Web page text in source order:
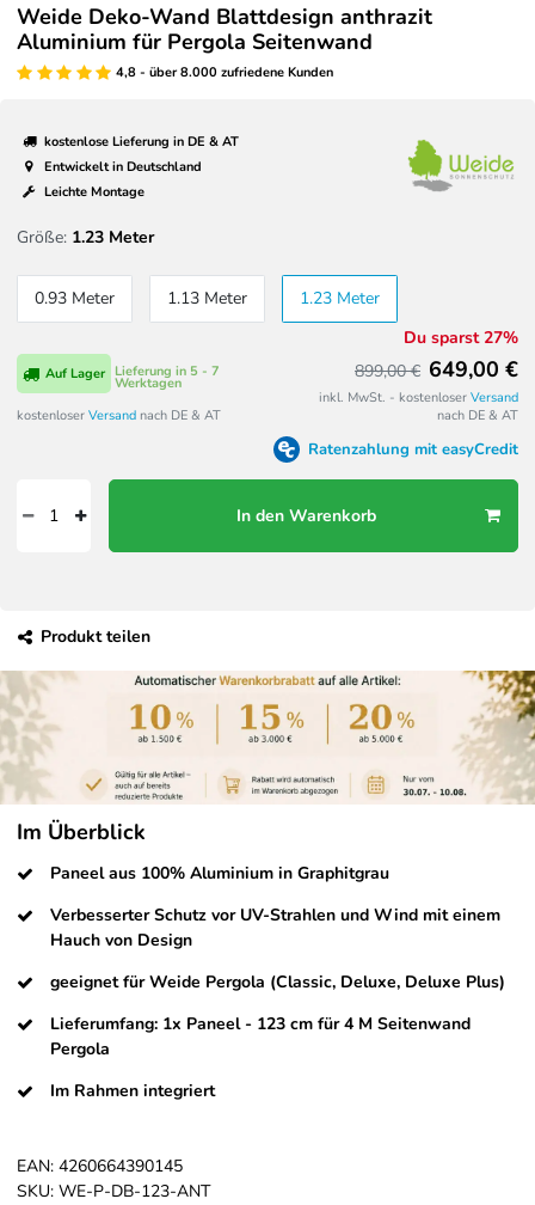
Weide Deko-Wand Blattdesign anthrazit
Aluminium für Pergola Seitenwand
4,8 - über 8.000 zufriedene Kunden
kostenlose Lieferung in DE & AT
Entwickelt in Deutschland
Leichte Montage
Größe: 1.23 Meter
0.93 Meter 1.13 Meter 1.23 Meter
Lieferung in 5 - 7
Werktagen
Auf Lager
kostenloser Versand nach DE & AT
Du sparst 27%
899,00 € 649,00 €
inkl. MwSt. - kostenloser Versand
nach DE & AT
Ratenzahlung mit easyCredit
In den Warenkorb
Produkt teilen
Im Überblick
Paneel aus 100% Aluminium in Graphitgrau
Verbesserter Schutz vor UV-Strahlen und Wind mit einem
Hauch von Design
geeignet für Weide Pergola (Classic, Deluxe, Deluxe Plus)
Lieferumfang: 1x Paneel - 123 cm für 4 M Seitenwand
Pergola
Im Rahmen integriert
EAN: 4260664390145
SKU: WE-P-DB-123-ANT